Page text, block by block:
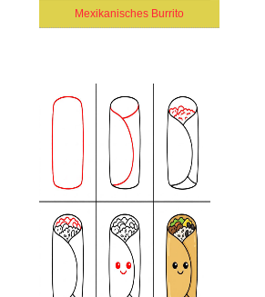
Mexikanisches Burrito